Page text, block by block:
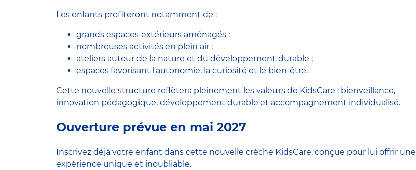
Les enfants profiteront notamment de :
grands espaces extérieurs aménagés ;
nombreuses activités en plein air ;
ateliers autour de la nature et du développement durable ;
espaces favorisant l'autonomie, la curiosité et le bien-être.
Cette nouvelle structure reflètera pleinement les valeurs de KidsCare : bienveillance,
innovation pédagogique, développement durable et accompagnement individualisé.
Ouverture prévue en mai 2027
Inscrivez déjà votre enfant dans cette nouvelle crèche KidsCare, conçue pour lui offrir une
expérience unique et inoubliable.